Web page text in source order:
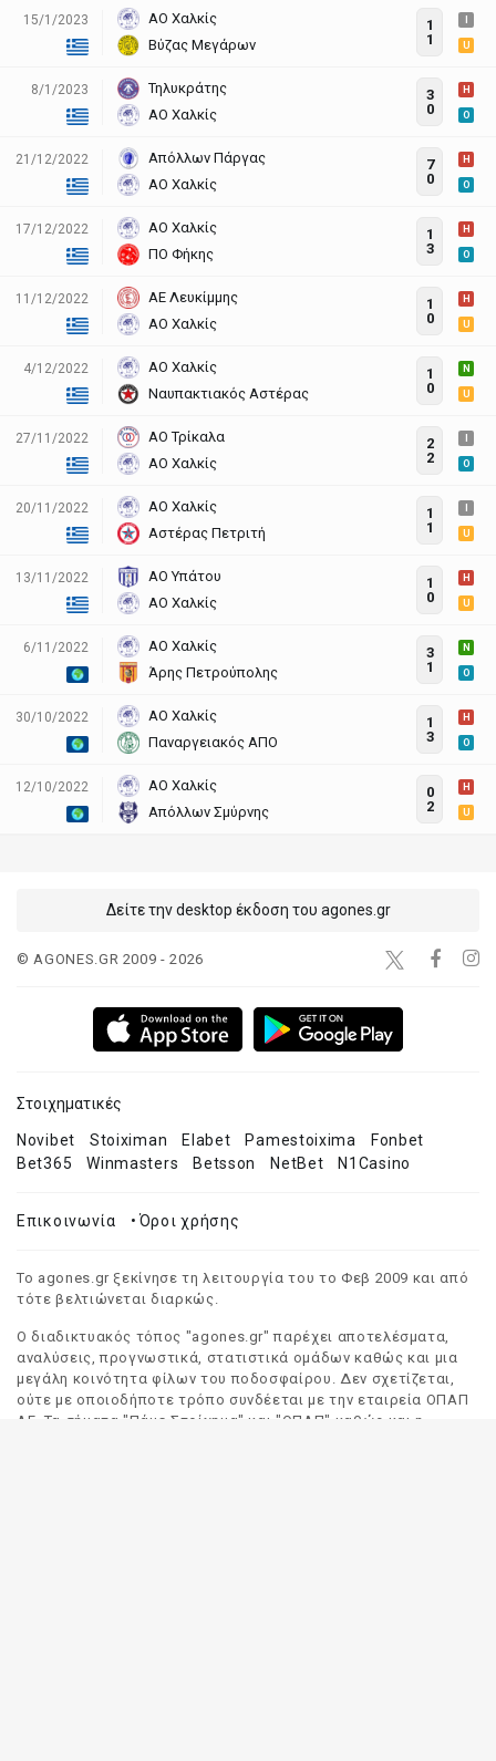
15/1/2023
ΑΟ Χαλκίς
Βύζας Μεγάρων
1
1
U
8/1/2023
Τηλυκράτης
ΑΟ Χαλκίς
3
0
H
O
21/12/2022
Απόλλων Πάργας
ΑΟ Χαλκίς
7
0
H
O
17/12/2022
ΑΟ Χαλκίς
ΠΟ Φήκης
1
3
H
O
11/12/2022
ΑΕ Λευκίμμης
ΑΟ Χαλκίς
1
0
H
U
4/12/2022
ΑΟ Χαλκίς
Ναυπακτιακός Αστέρας
1
0
N
U
27/11/2022
ΑΟ Τρίκαλα
ΑΟ Χαλκίς
2
2
O
20/11/2022
ΑΟ Χαλκίς
Αστέρας Πετριτή
1
1
U
13/11/2022
ΑΟ Υπάτου
ΑΟ Χαλκίς
1
0
H
U
6/11/2022
ΑΟ Χαλκίς
Άρης Πετρούπολης
3
1
N
O
30/10/2022
ΑΟ Χαλκίς
Παναργειακός ΑΠΟ
1
3
H
O
12/10/2022
ΑΟ Χαλκίς
Απόλλων Σμύρνης
0
2
H
U
Δείτε την desktop έκδοση του agones.gr
© AGONES.GR 2009 - 2026
Στοιχηματικές
Novibet Stoiximan Elabet Pamestoixima
Fonbet
Bet365
Winmasters Betsson NetBet N1Casino
Επικοινωνία •Όροι χρήσης
Το agones.gr ξεκίνησε τη λειτουργία του το Φεβ 2009 και από
τότε βελτιώνεται διαρκώς.
Ο διαδικτυακός τόπος "agones.gr" παρέχει αποτελέσματα,
αναλύσεις, προγνωστικά, στατιστικά ομάδων καθώς και μια
μεγάλη κοινότητα φίλων του ποδοσφαίρου. Δεν σχετίζεται,
ούτε με οποιοδήποτε τρόπο συνδέεται με την εταιρεία ΟΠΑΠ
ΑΕ. Τα σήματα "Πάμε Στοίχημα" και "ΟΠΑΠ" καθώς και η